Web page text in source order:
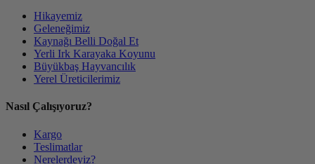
Hikayemiz
Geleneğimiz
Kaynağı Belli Doğal Et
Yerli Irk Karayaka Koyunu
Büyükbaş Hayvancılık
Yerel Üreticilerimiz
Nasıl Çalışıyoruz?
Kargo
Teslimatlar
Nerelerdeyiz?